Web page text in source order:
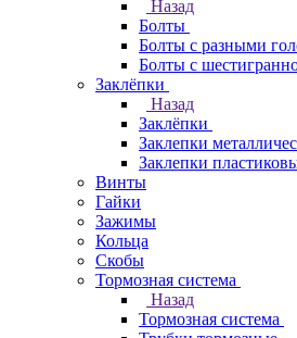
Назад
Болты
Болты с разными
Болты с
Заклёпки
Назад
Заклёпки
Заклепки
Заклепки
Винты
Гайки
Зажимы
Кольца
Скобы
Тормозная система
Назад
Тормозная система